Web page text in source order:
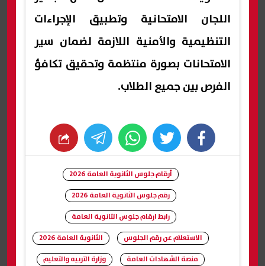
اللجان الامتحانية وتطبيق الإجراءات
التنظيمية والأمنية اللازمة لضمان سير
الامتحانات بصورة منتظمة وتحقيق تكافؤ
الفرص بين جميع الطلاب.
facebook
twitter
whats
أرقام جلوس الثانوية العامة 2026
رقم جلوس الثانوية العامة 2026
رابط ارقام جلوس الثانوية العامة
الاستعلام عن رقم الجلوس
الثانوية العامة 2026
منصة الشهادات العامة
وزارة التربيه والتعليم